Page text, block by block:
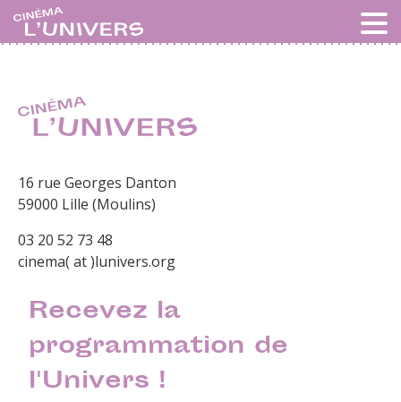
16 rue Georges Danton
59000 Lille (Moulins)
03 20 52 73 48
cinema( at )lunivers.org
Recevez la
programmation de
l'Univers !